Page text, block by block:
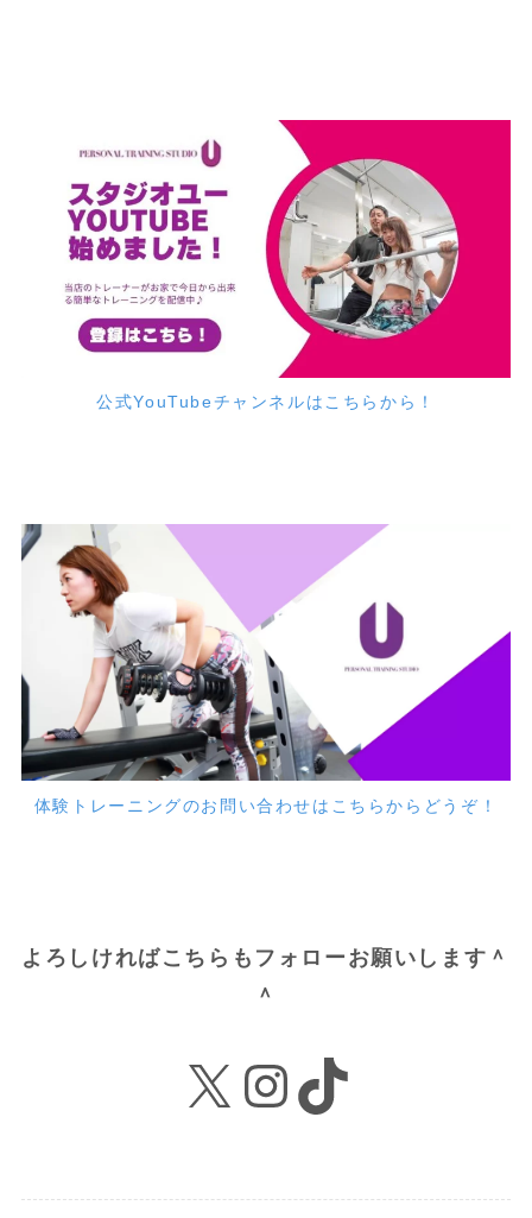
公式YouTubeチャンネルはこちらから！
体験トレーニングのお問い合わせはこちらからどうぞ！
よろしければこちらもフォローお願いします＾
＾
X Instagram
TikTok